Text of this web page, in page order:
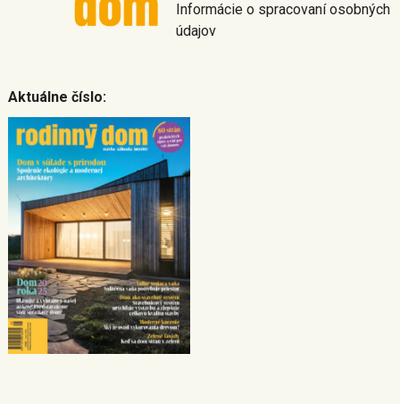
Informácie o spracovaní osobných
údajov
Aktuálne číslo: